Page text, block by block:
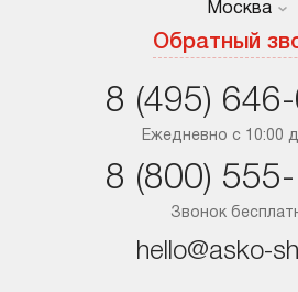
Москва
Обратный
Москва
Ростов-на-
Ежедневно с 10:00
8 (495)
Звонок
8 (800)
hello@asko-